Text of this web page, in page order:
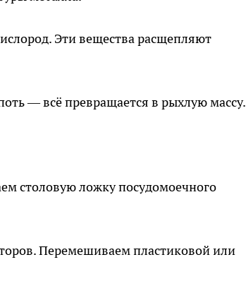
Эти вещества расщепляют
— всё превращается в рыхлую массу.
столовую ложку посудомоечного
Перемешиваем пластиковой или